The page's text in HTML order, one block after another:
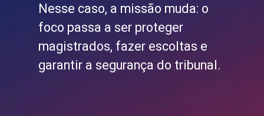
Nesse caso, a missão muda: o
foco passa a ser proteger
magistrados, fazer escoltas e
garantir a segurança do tribunal.